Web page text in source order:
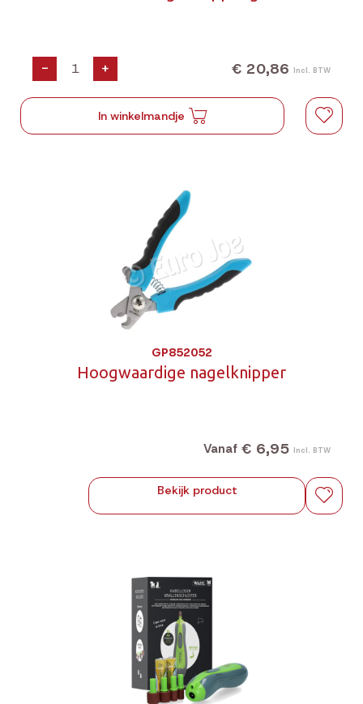
- + € 20,86 Incl. BTW
In winkelmandje
GP852052
Hoogwaardige nagelknipper
Vanaf € 6,95 Incl. BTW
Bekijk product